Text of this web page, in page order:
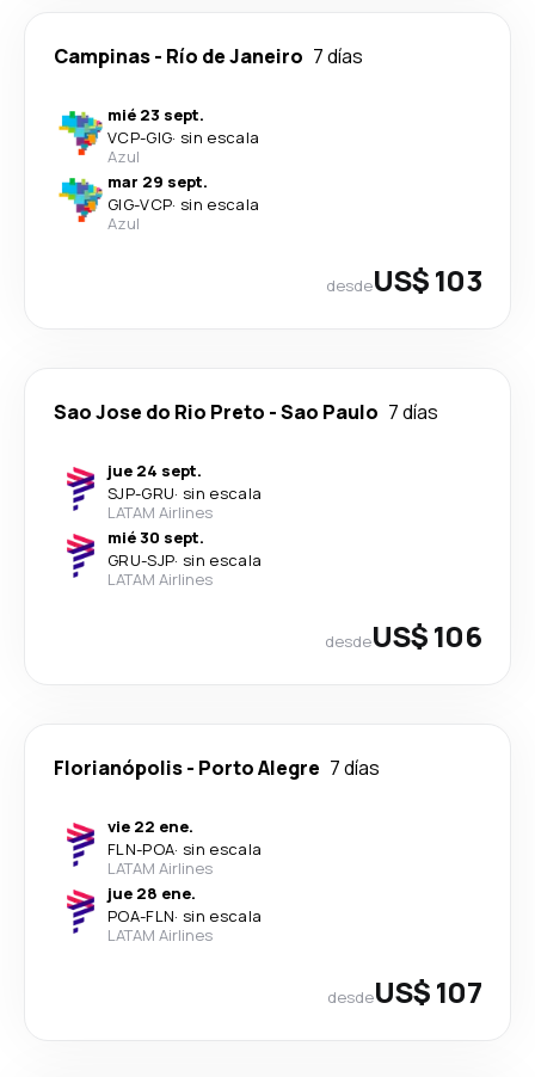
Campinas- Río de Janeiro 7 días
mié 23 sept.
VCP-GIG· sin escala
Azul
mar 29 sept.
GIG-VCP· sin escala
Azul
desdeUS$ 103
Sao Jose do Rio Preto -Sao Paulo 7 días
jue 24 sept.
SJP-GRU· sin escala
LATAM Airlines
mié 30 sept.
GRU-SJP· sin escala
LATAM Airlines
desdeUS$ 106
Florianópolis- Porto Alegre 7 días
vie 22 ene.
FLN-POA· sin escala
LATAM Airlines
jue 28 ene.
POA-FLN· sin escala
LATAM Airlines
desdeUS$ 107